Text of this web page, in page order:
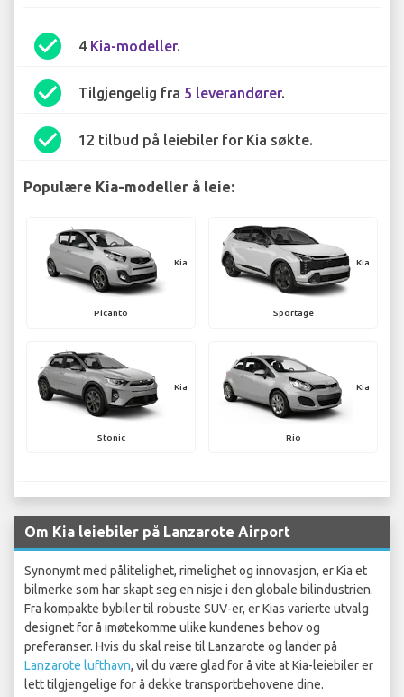
check_circle 4 Kia-modeller.
check_circle Tilgjengelig fra 5 leverandører.
check_circle 12 tilbud på leiebiler for Kia søkte.
Populære Kia-modeller å leie:
Kia
Picanto
Kia
Sportage
Kia
Stonic
Kia
Rio
Om Kia leiebiler på Lanzarote Airport
Synonymt med pålitelighet, rimelighet og innovasjon, er Kia et
bilmerke som har skapt seg en nisje i den globale bilindustrien.
Fra kompakte bybiler til robuste SUV-er, er Kias varierte utvalg
designet for å imøtekomme ulike kundenes behov og
preferanser. Hvis du skal reise til Lanzarote og lander på
Lanzarote lufthavn, vil du være glad for å vite at Kia-leiebiler er
lett tilgjengelige for å dekke transportbehovene dine.